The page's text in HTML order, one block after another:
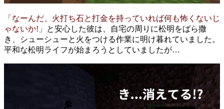
「なーんだ、火打ち石と打金を持っていれば何も怖くないじ
ゃないか!」
と安心した彼は、自宅の周りに松明をばら撒
き、シューシューと火をつける作業に明け暮れていました。
平和な松明ライフが始まろうとしていましたが…